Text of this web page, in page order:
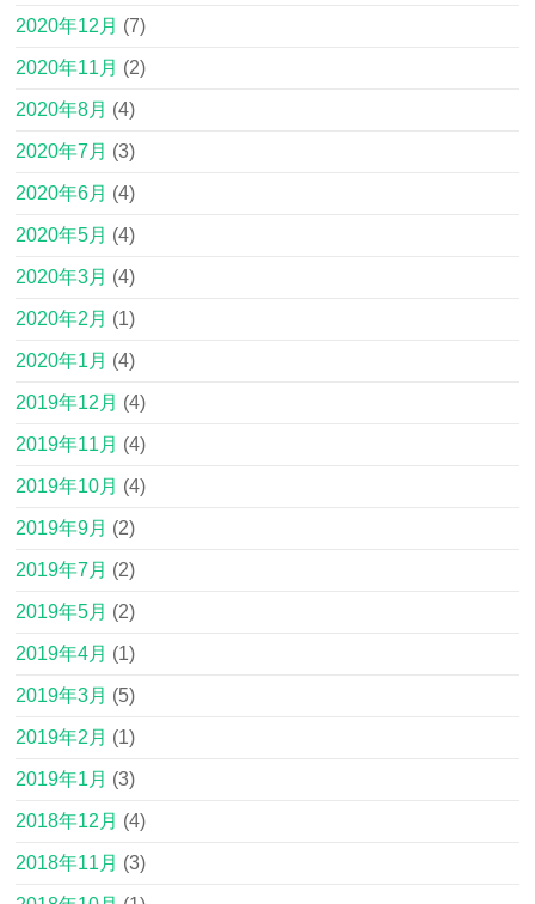
2020年12月 (7)
2020年11月 (2)
2020年8月 (4)
2020年7月 (3)
2020年6月 (4)
2020年5月 (4)
2020年3月 (4)
2020年2月 (1)
2020年1月 (4)
2019年12月 (4)
2019年11月 (4)
2019年10月 (4)
2019年9月 (2)
2019年7月 (2)
2019年5月 (2)
2019年4月 (1)
2019年3月 (5)
2019年2月 (1)
2019年1月 (3)
2018年12月 (4)
2018年11月 (3)